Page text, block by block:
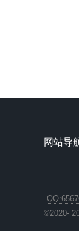
网站导
©2020-